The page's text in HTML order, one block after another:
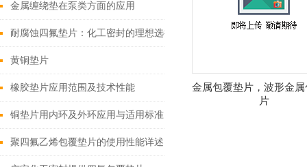
金属缠绕垫在泵类方面的应用
耐腐蚀四氟垫片：化工密封的理想选择
黄铜垫片
橡胶垫片应用范围及技术性能
聚四氟乙烯包覆垫片的使用性能详述
金属包覆垫片，波形金
片